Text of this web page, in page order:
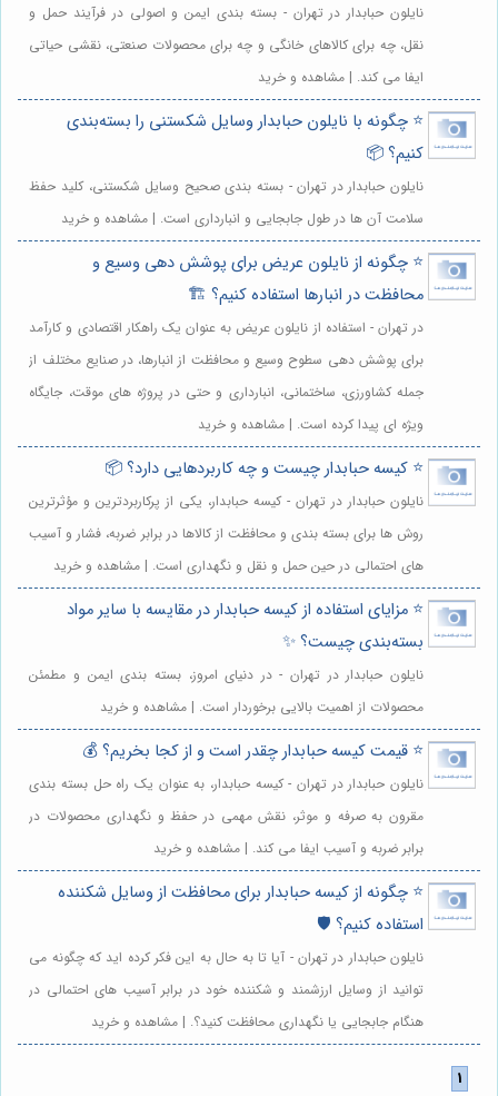
نایلون حبابدار در تهران - بسته بندی ایمن و اصولی در فرآیند حمل و
نقل، چه برای کالاهای خانگی و چه برای محصولات صنعتی، نقشی حیاتی
ایفا می کند. | مشاهده و خرید
⭐️ چگونه با نایلون حبابدار وسایل شکستنی را بسته‌بندی
کنیم؟ 📦
نایلون حبابدار در تهران - بسته بندی صحیح وسایل شکستنی، کلید حفظ
سلامت آن ها در طول جابجایی و انبارداری است. | مشاهده و خرید
⭐️ چگونه از نایلون عریض برای پوشش دهی وسیع و
محافظت در انبارها استفاده کنیم؟ 🏗️
در تهران - استفاده از نایلون عریض به عنوان یک راهکار اقتصادی و کارآمد
برای پوشش دهی سطوح وسیع و محافظت از انبارها، در صنایع مختلف از
جمله کشاورزی، ساختمانی، انبارداری و حتی در پروژه های موقت، جایگاه
ویژه ای پیدا کرده است. | مشاهده و خرید
⭐️ کیسه حبابدار چیست و چه کاربردهایی دارد؟ 📦
نایلون حبابدار در تهران - کیسه حبابدار، یکی از پرکاربردترین و مؤثرترین
روش ها برای بسته بندی و محافظت از کالاها در برابر ضربه، فشار و آسیب
های احتمالی در حین حمل و نقل و نگهداری است. | مشاهده و خرید
⭐️ مزایای استفاده از کیسه حبابدار در مقایسه با سایر مواد
بسته‌بندی چیست؟ ✨
نایلون حبابدار در تهران - در دنیای امروز، بسته بندی ایمن و مطمئن
محصولات از اهمیت بالایی برخوردار است. | مشاهده و خرید
⭐️ قیمت کیسه حبابدار چقدر است و از کجا بخریم؟ 💰
نایلون حبابدار در تهران - کیسه حبابدار، به عنوان یک راه حل بسته بندی
مقرون به صرفه و موثر، نقش مهمی در حفظ و نگهداری محصولات در
برابر ضربه و آسیب ایفا می کند. | مشاهده و خرید
⭐️ چگونه از کیسه حبابدار برای محافظت از وسایل شکننده
استفاده کنیم؟ 🛡️
نایلون حبابدار در تهران - آیا تا به حال به این فکر کرده اید که چگونه می
توانید از وسایل ارزشمند و شکننده خود در برابر آسیب های احتمالی در
هنگام جابجایی یا نگهداری محافظت کنید؟. | مشاهده و خرید